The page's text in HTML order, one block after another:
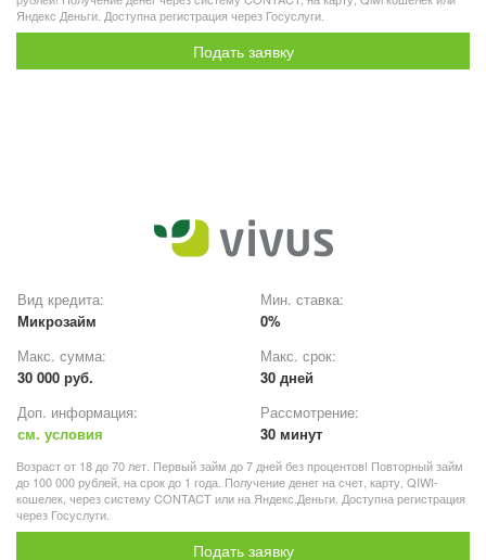
Яндекс Деньги. Доступна регистрация через Госуслуги.
Подать заявку
Вид кредита:
Микрозайм
Мин. ставка:
0%
Макс. сумма:
30 000 руб.
Макс. срок:
30 дней
Доп. информация:
см. условия
Рассмотрение:
30 минут
Возраст от 18 до 70 лет. Первый займ до 7 дней без процентов! Повторный займ
до 100 000 рублей, на срок до 1 года. Получение денег на счет, карту, QIWI-
кошелек, через систему CONTACT или на Яндекс.Деньги. Доступна регистрация
через Госуслуги.
Подать заявку